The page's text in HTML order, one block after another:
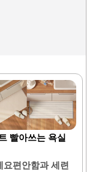
빨아쓰는 욕실
편안함과 세련